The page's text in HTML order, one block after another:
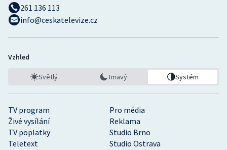
TV program
Pro média
Živé vysílání
Reklama
TV poplatky
Studio Brno
Teletext
Studio Ostrava
261 136 113
info@ceskatelevize.cz
Vzhled
Světlý Tmavý Systém